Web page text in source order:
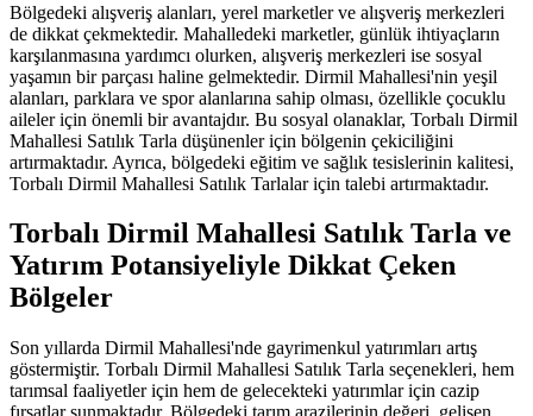
Bölgedeki alışveriş alanları, yerel marketler ve alışveriş merkezleri
de dikkat çekmektedir. Mahalledeki marketler, günlük ihtiyaçların
karşılanmasına yardımcı olurken, alışveriş merkezleri ise sosyal
yaşamın bir parçası haline gelmektedir. Dirmil Mahallesi'nin yeşil
alanları, parklara ve spor alanlarına sahip olması, özellikle çocuklu
aileler için önemli bir avantajdır. Bu sosyal olanaklar, Torbalı Dirmil
Mahallesi Satılık Tarla düşünenler için bölgenin çekiciliğini
artırmaktadır. Ayrıca, bölgedeki eğitim ve sağlık tesislerinin kalitesi,
Torbalı Dirmil Mahallesi Satılık Tarlalar için talebi artırmaktadır.
Torbalı Dirmil Mahallesi Satılık Tarla ve
Yatırım Potansiyeliyle Dikkat Çeken
Bölgeler
Son yıllarda Dirmil Mahallesi'nde gayrimenkul yatırımları artış
göstermiştir. Torbalı Dirmil Mahallesi Satılık Tarla seçenekleri, hem
tarımsal faaliyetler için hem de gelecekteki yatırımlar için cazip